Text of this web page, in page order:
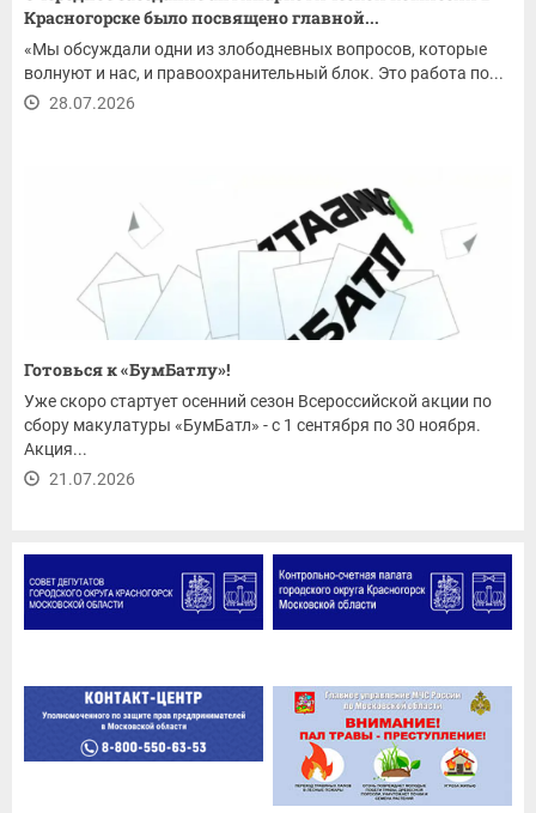
Красногорске было посвящено главной...
«Мы обсуждали одни из злободневных вопросов, которые
волнуют и нас, и правоохранительный блок. Это работа по...
28.07.2026
Готовься к «БумБатлу»!
Уже скоро стартует осенний сезон Всероссийской акции по
сбору макулатуры «БумБатл» - с 1 сентября по 30 ноября.
Акция...
21.07.2026